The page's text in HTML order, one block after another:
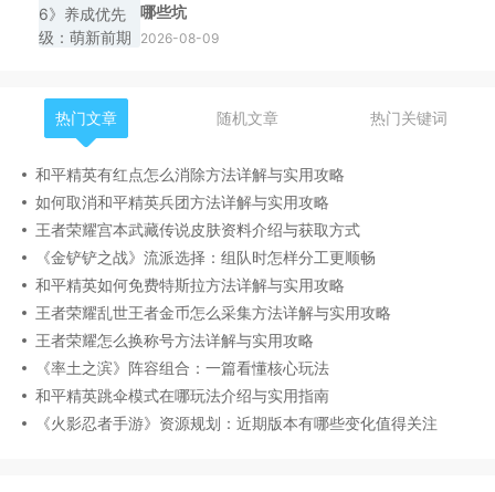
哪些坑
2026-08-09
热门文章 随机文章 热门关键词
和平精英有红点怎么消除方法详解与实用攻略
如何取消和平精英兵团方法详解与实用攻略
王者荣耀宫本武藏传说皮肤资料介绍与获取方式
《金铲铲之战》流派选择：组队时怎样分工更顺畅
和平精英如何免费特斯拉方法详解与实用攻略
王者荣耀乱世王者金币怎么采集方法详解与实用攻略
王者荣耀怎么换称号方法详解与实用攻略
《率土之滨》阵容组合：一篇看懂核心玩法
和平精英跳伞模式在哪玩法介绍与实用指南
《火影忍者手游》资源规划：近期版本有哪些变化值得关注